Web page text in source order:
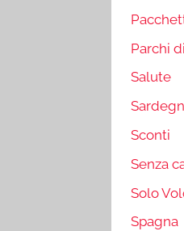
Parchi
Salute
Sconti
Senza
Solo
Spagna